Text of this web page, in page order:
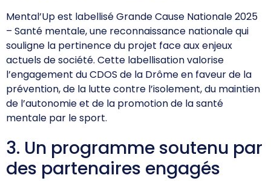
Responsabilité Sociétale
Calcul coût de l'emploi
Ressources pédagogiques
Bourses aux bénévoles
Fiches Conseils
ACTUALITÉS
Offre d'emploi
Financement
Mental’Up est labellisé Grande Cause Nationale 2025
– Santé mentale, une reconnaissance nationale qui
souligne la pertinence du projet face aux enjeux
actuels de société. Cette labellisation valorise
l’engagement du CDOS de la Drôme en faveur de la
prévention, de la lutte contre l’isolement, du maintien
de l’autonomie et de la promotion de la santé
mentale par le sport.
3. Un programme soutenu par
des partenaires engagés